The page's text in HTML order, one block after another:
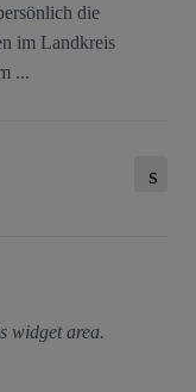
die
im Landkreis
...
s
widget area.